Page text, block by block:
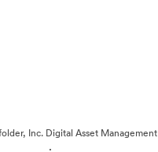
Inc. Digital Asset Management
·